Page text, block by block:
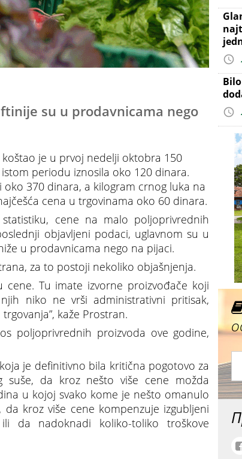
su u prodavnicama nego
je u prvoj nedelji oktobra 150
periodu iznosila oko 120 dinara.
370 dinara, a kilogram crnog luka na
cena u trgovinama oko 60 dinara.
cene na malo poljoprivrednih
objavljeni podaci, uglavnom su u
u prodavnicama nego na pijaci.
za to postoji nekoliko objašnjenja.
Tu imate izvorne proizvođače koji
niko ne vrši administrativni pritisak,
kaže Prostran.
poljoprivrednih proizvoda ove godine,
je definitivno bila kritična pogotovo za
da kroz nešto više cene možda
u kojoj svako kome je nešto omanulo
kroz više cene kompenzuje izgubljeni
da nadoknadi koliko-toliko troškove